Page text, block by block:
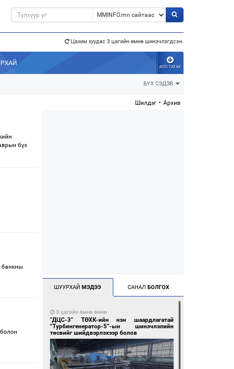
Цахим хуудас 3 цагийн өмнө шинэчлэгдсэн.
АПП ТАТАХ
БҮХ СЭДЭВ
Шилдэг • Архив
бүх
банкны
ШУУРХАЙМЭДЭЭ САНАЛБОЛГОХ
3 цагийн өмнө өмнө
"ДЦС-3” ТӨХК-ийн нэн шаардлагатай
“Турбингенератор-5”-ын шинэчлэлийн
төсвийг шийдвэрлэхээр болов